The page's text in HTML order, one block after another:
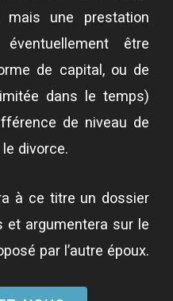
une prestation
être
de capital, ou de
dans le temps)
de niveau de
divorce.
à ce titre un dossier
et argumentera sur le
par l’autre époux.